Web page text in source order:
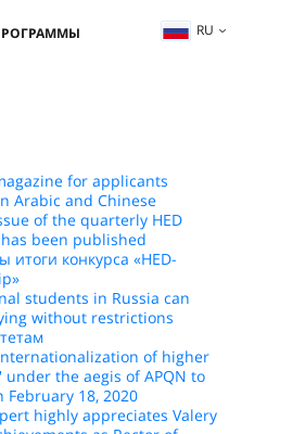
RU
for applicants
Arabic and Chinese
of the quarterly HED
been published
итоги конкурса «HED-
students in Russia can
without restrictions
of higher
the aegis of APQN to
February 18, 2020
highly appreciates Valery